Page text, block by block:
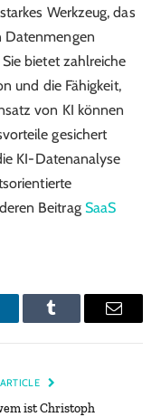
Werkzeug, das
Datenmengen
bietet zahlreiche
und die Fähigkeit,
von KI können
gesichert
KI-Datenanalyse
Beitrag SaaS
Tumblr Email
ist Christoph